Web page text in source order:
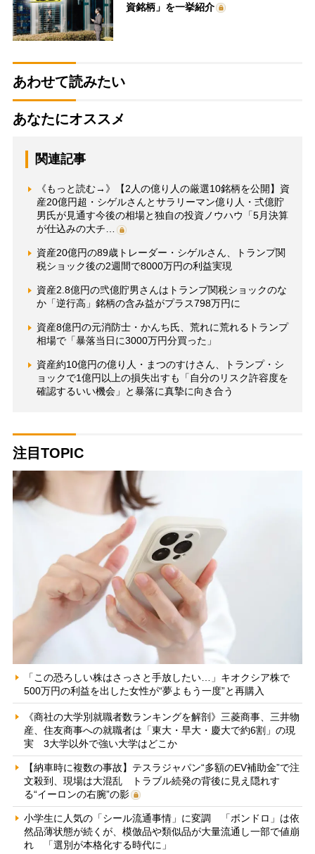
資銘柄」を一挙紹介
あわせて読みたい
あなたにオススメ
関連記事
《もっと読む→》【2人の億り人の厳選10銘柄を公開】資
産20億円超・シゲルさんとサラリーマン億り人・弍億貯
男氏が見通す今後の相場と独自の投資ノウハウ「5月決算
が仕込みの大チ…
資産20億円の89歳トレーダー・シゲルさん、トランプ関
税ショック後の2週間で8000万円の利益実現
資産2.8億円の弐億貯男さんはトランプ関税ショックのな
か「逆行高」銘柄の含み益がプラス798万円に
資産8億円の元消防士・かんち氏、荒れに荒れるトランプ
相場で「暴落当日に3000万円分買った」
資産約10億円の億り人・まつのすけさん、トランプ・シ
ョックで1億円以上の損失出すも「自分のリスク許容度を
確認するいい機会」と暴落に真摯に向き合う
注目TOPIC
「この恐ろしい株はさっさと手放したい…」キオクシア株で
500万円の利益を出した女性が“夢よもう一度”と再購入
《商社の大学別就職者数ランキングを解剖》三菱商事、三井物
産、住友商事への就職者は「東大・早大・慶大で約6割」の現
実 3大学以外で強い大学はどこか
【納車時に複数の事故】テスラジャパン“多額のEV補助金”で注
文殺到、現場は大混乱 トラブル続発の背後に見え隠れす
る“イーロンの右腕”の影
小学生に人気の「シール流通事情」に変調 「ボンドロ」は依
然品薄状態が続くが、模倣品や類似品が大量流通し一部で値崩
れ 「選別が本格化する時代に」